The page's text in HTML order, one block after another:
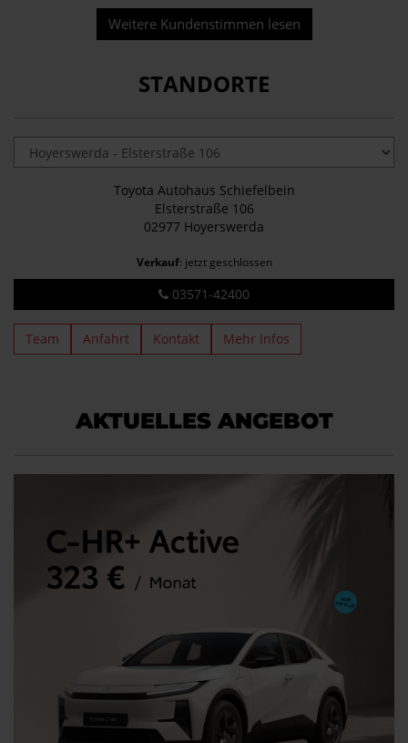
Weitere Kundenstimmen lesen
STANDORTE
Toyota Autohaus Schiefelbein
Elsterstraße 106
02977 Hoyerswerda
Verkauf: jetzt geschlossen
03571-42400
Team Anfahrt Kontakt Mehr Infos
AKTUELLES ANGEBOT